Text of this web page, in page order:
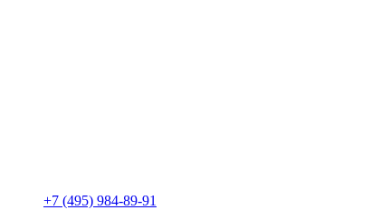
+7 (495) 984-89-91